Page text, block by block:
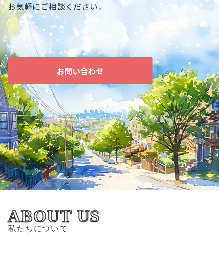
お気軽にご相談ください。
お問い合わせ
ABOUT US
私たちについて